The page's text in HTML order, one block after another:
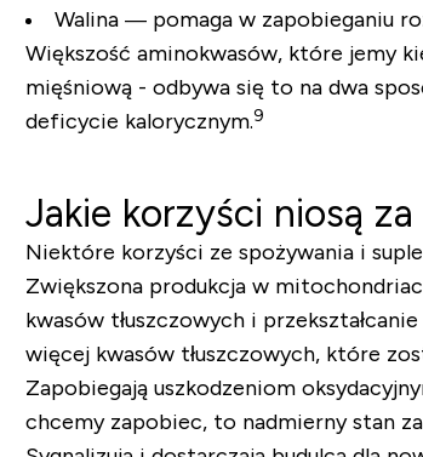
Walina — pomaga w zapobieganiu
Większość aminokwasów, które jemy
mięśniową - odbywa się to na dwa
deficycie kalorycznym.9
Jakie korzyści niosą
Niektóre korzyści ze spożywania i
Zwiększona produkcja w
kwasów tłuszczowych i
więcej kwasów tłuszczowych, które
Zapobiegają uszkodzeniom
chcemy zapobiec, to nadmierny stan